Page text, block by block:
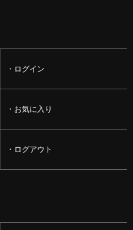
ログイン
お気に入り
ログアウト